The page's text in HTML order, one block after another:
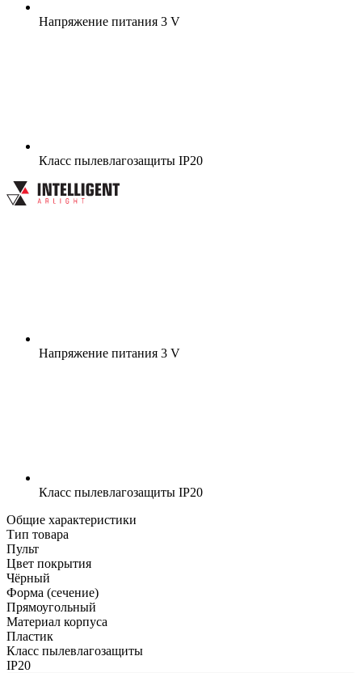
Напряжение питания 3 V
Класс пылевлагозащиты IP20
Напряжение питания 3 V
Класс пылевлагозащиты IP20
Общие характеристики
Тип товара
Пульт
Цвет покрытия
Чёрный
Форма (сечение)
Прямоугольный
Материал корпуса
Пластик
Класс пылевлагозащиты
IP20